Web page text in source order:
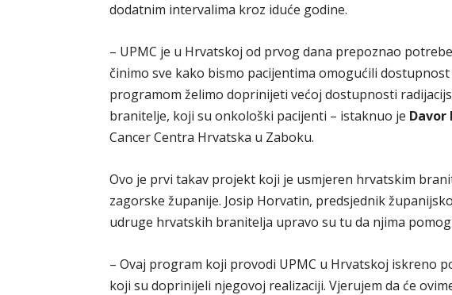
dodatnim intervalima kroz iduće godine.
– UPMC je u Hrvatskoj od prvog dana prepoznao
činimo sve kako bismo pacijentima omogućili
programom želimo doprinijeti većoj dostupnosti
branitelje, koji su onkološki pacijenti – istaknuo je Davor
Cancer Centra Hrvatska u Zaboku.
Ovo je prvi takav projekt koji je usmjeren hrvatskim
zagorske županije. Josip Horvatin, predsjednik
udruge hrvatskih branitelja upravo su tu da njima
– Ovaj program koji provodi UPMC u Hrvatskoj iskreno
koji su doprinijeli njegovoj realizaciji. Vjerujem da će